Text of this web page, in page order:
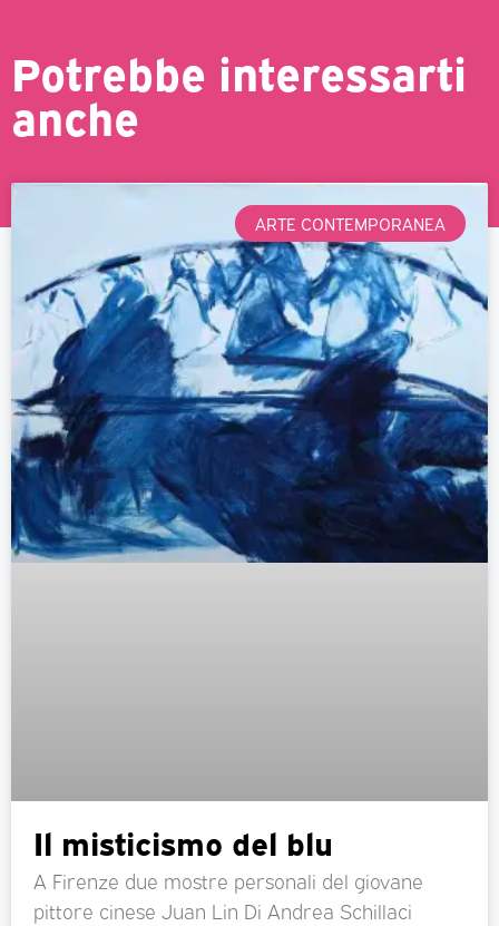
Potrebbe interessarti
anche
ARTE CONTEMPORANEA
Il misticismo del blu
A Firenze due mostre personali del giovane
pittore cinese Juan Lin Di Andrea Schillaci